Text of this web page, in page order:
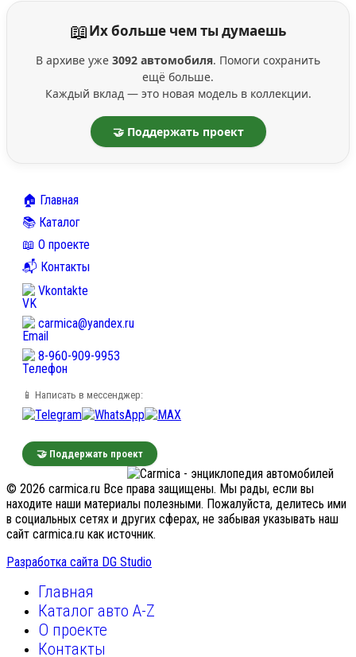
📖Их больше чем ты думаешь
В архиве уже 3092 автомобиля. Помоги сохранить
ещё больше.
Каждый вклад — это новая модель в коллекции.
🤝 Поддержать проект
🏠 Главная
📚 Каталог
📖 О проекте
📬 Контакты
Vkontakte
carmica@yandex.ru
8-960-909-9953
📱 Написать в мессенджер:
🤝 Поддержать проект
© 2026 carmica.ru Все права защищены. Мы рады, если вы
находите наши материалы полезными. Пожалуйста, делитесь ими
в социальных сетях и других сферах, не забывая указывать наш
сайт carmica.ru как источник.
Разработка сайта DG Studio
Главная
Каталог авто A-Z
О проекте
Контакты